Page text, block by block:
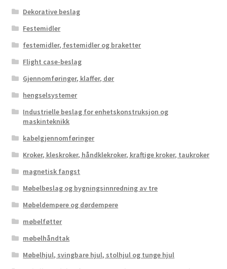
Dekorative beslag
Festemidler
festemidler, festemidler og braketter
Flight case-beslag
Gjennomføringer, klaffer, dør
hengselsystemer
Industrielle beslag for enhetskonstruksjon og
maskinteknikk
kabelgjennomføringer
Kroker, kleskroker, håndklekroker, kraftige kroker, taukroker
magnetisk fangst
Møbelbeslag og bygningsinnredning av tre
Møbeldempere og dørdempere
møbelføtter
møbelhåndtak
Møbelhjul, svingbare hjul, stolhjul og tunge hjul